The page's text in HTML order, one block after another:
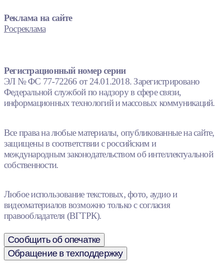
Реклама на сайте
Росреклама
Регистрационный номер серии
ЭЛ № ФС 77-72266 от 24.01.2018. Зарегистрировано
Федеральной службой по надзору в сфере связи,
информационных технологий и массовых коммуникаций.
Все права на любые материалы, опубликованные на сайте,
защищены в соответствии с российским и
международным законодательством об интеллектуальной
собственности.
Любое использование текстовых, фото, аудио и
видеоматериалов возможно только с согласия
правообладателя (ВГТРК).
Сообщить об опечатке
Обращение в техподдержку